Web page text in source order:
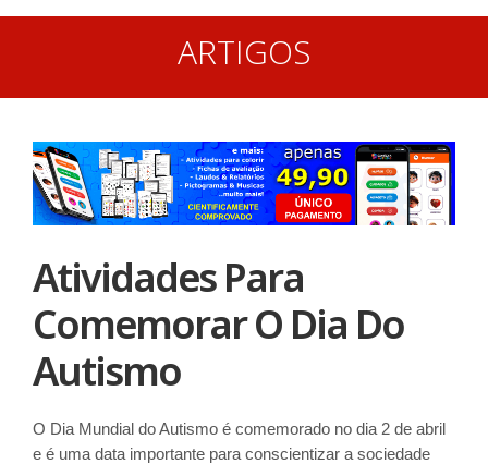
ARTIGOS
Atividades Para
Comemorar O Dia Do
Autismo
O Dia Mundial do Autismo é comemorado no dia 2 de abril
e é uma data importante para conscientizar a sociedade